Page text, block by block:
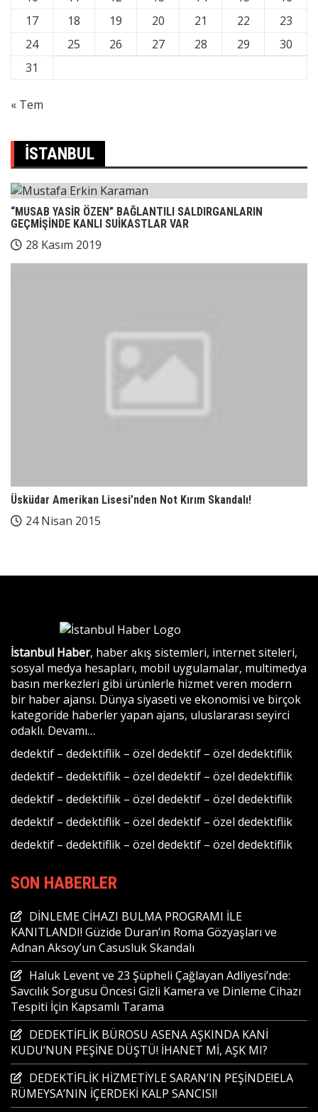
17
18 19 20 21 22
23
24
25 26 27 28 29
30
31
« Tem
İSTANBUL
“MUSAB YASİR ÖZEN” BAĞLANTILI SALDIRGANLARIN
GEÇMİŞİNDE KANLI SUİKASTLAR VAR
28 Kasım 2019
Üsküdar Amerikan Lisesi’nden Not Kırım Skandalı!
24 Nisan 2015
İstanbul Haber, haber akış sistemleri, internet siteleri,
sosyal medya hesapları, mobil uygulamalar, multimedya
basın merkezleri gibi ürünlerle hizmet veren modern
bir haber ajansı. Dünya siyaseti ve ekonomisi ve birçok
kategoride haberler yapan ajans, uluslararası seyirci
odaklı. Devamı…
dedektif – dedektiflik – özel dedektif – özel dedektiflik
dedektif – dedektiflik – özel dedektif – özel dedektiflik
dedektif – dedektiflik – özel dedektif – özel dedektiflik
dedektif – dedektiflik – özel dedektif – özel dedektiflik
dedektif – dedektiflik – özel dedektif – özel dedektiflik
SON HABERLER
DİNLEME CİHAZI BULMA PROGRAMI İLE
KANITLANDI! Güzide Duran’ın Roma Gözyaşları ve
Adnan Aksoy’un Casusluk Skandalı
Haluk Levent ve 23 Şüpheli Çağlayan Adliyesi’nde:
Savcılık Sorgusu Öncesi Gizli Kamera ve Dinleme Cihazı
Tespiti İçin Kapsamlı Tarama
DEDEKTİFLİK BÜROSU ASENA AŞKINDA KANİ
KUDU’NUN PEŞİNE DÜŞTÜ! İHANET Mİ, AŞK MI?
DEDEKTİFLİK HİZMETİYLE SARAN’IN PEŞİNDE!ELA
RÜMEYSA’NIN İÇERDEKİ KALP SANCISI!